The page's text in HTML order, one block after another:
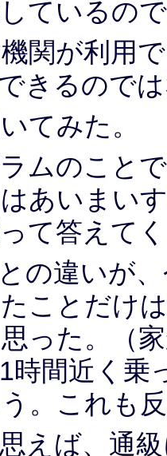
ているの
関が利用
きるので
てみた。
ムのこと
はあいまい
て答えて
違いが、
ことだけ
った。（
時間近く乗
。これも
えば、通